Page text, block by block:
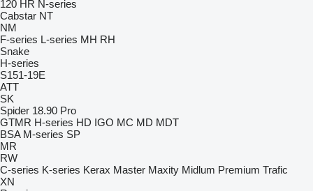
120 HR N-series
Cabstar NT
NM
F-series L-series MH RH
Snake
H-series
S151-19E
ATT
SK
Spider 18.90 Pro
GTMR H-series HD IGO MC MD MDT
BSA M-series SP
MR
RW
C-series K-series Kerax Master Maxity Midlum Premium Trafic
XN